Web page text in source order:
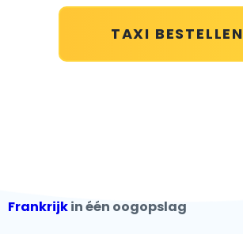
TAXI BESTELLEN
Frankrijkin één oogopslag